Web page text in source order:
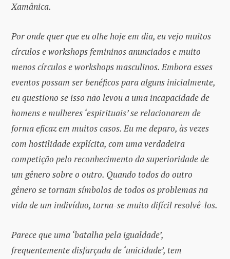
Xamânica.
Por onde quer que eu olhe hoje em dia, eu vejo muitos
círculos e workshops femininos anunciados e muito
menos círculos e workshops masculinos. Embora esses
eventos possam ser benéficos para alguns inicialmente,
eu questiono se isso não levou a uma incapacidade de
homens e mulheres ‘espirituais’ se relacionarem de
forma eficaz em muitos casos. Eu me deparo, às vezes
com hostilidade explícita, com uma verdadeira
competição pelo reconhecimento da superioridade de
um gênero sobre o outro. Quando todos do outro
gênero se tornam símbolos de todos os problemas na
vida de um indivíduo, torna-se muito difícil resolvê-los.
Parece que uma ‘batalha pela igualdade’,
frequentemente disfarçada de ‘unicidade’, tem